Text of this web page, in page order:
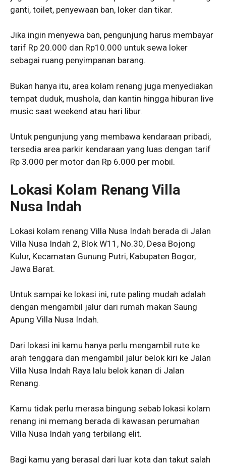
ganti, toilet, penyewaan ban, loker dan tikar.
Jika ingin menyewa ban, pengunjung harus membayar
tarif Rp 20.000 dan Rp10.000 untuk sewa loker
sebagai ruang penyimpanan barang.
Bukan hanya itu, area kolam renang juga menyediakan
tempat duduk, mushola, dan kantin hingga hiburan live
music saat weekend atau hari libur.
Untuk pengunjung yang membawa kendaraan pribadi,
tersedia area parkir kendaraan yang luas dengan tarif
Rp 3.000 per motor dan Rp 6.000 per mobil.
Lokasi Kolam Renang Villa
Nusa Indah
Lokasi kolam renang Villa Nusa Indah berada di Jalan
Villa Nusa Indah 2, Blok W11, No.30, Desa Bojong
Kulur, Kecamatan Gunung Putri, Kabupaten Bogor,
Jawa Barat.
Untuk sampai ke lokasi ini, rute paling mudah adalah
dengan mengambil jalur dari rumah makan Saung
Apung Villa Nusa Indah.
Dari lokasi ini kamu hanya perlu mengambil rute ke
arah tenggara dan mengambil jalur belok kiri ke Jalan
Villa Nusa Indah Raya lalu belok kanan di Jalan
Renang.
Kamu tidak perlu merasa bingung sebab lokasi kolam
renang ini memang berada di kawasan perumahan
Villa Nusa Indah yang terbilang elit.
Bagi kamu yang berasal dari luar kota dan takut salah